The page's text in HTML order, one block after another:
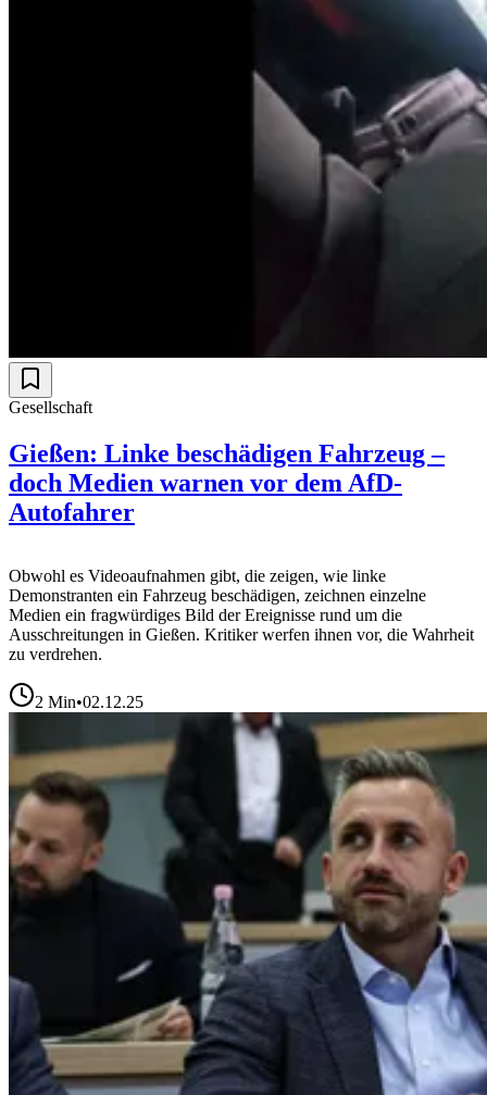
Gesellschaft
Gießen: Linke beschädigen Fahrzeug –
doch Medien warnen vor dem AfD-
Autofahrer
Obwohl es Videoaufnahmen gibt, die zeigen, wie linke
Demonstranten ein Fahrzeug beschädigen, zeichnen einzelne
Medien ein fragwürdiges Bild der Ereignisse rund um die
Ausschreitungen in Gießen. Kritiker werfen ihnen vor, die Wahrheit
zu verdrehen.
2 Min•02.12.25